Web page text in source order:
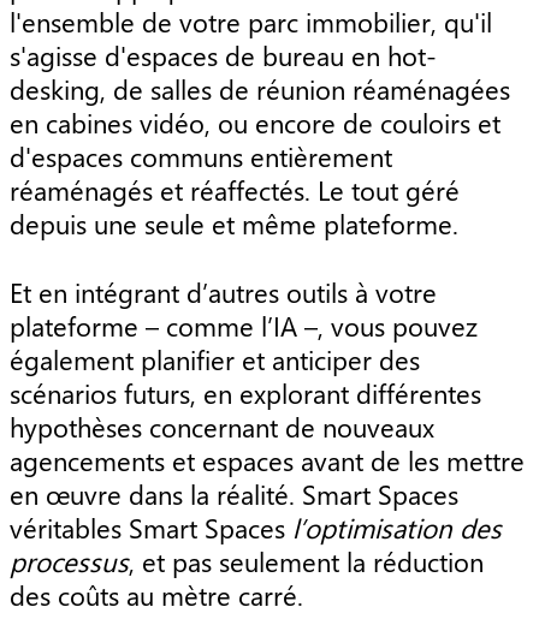
l'ensemble de votre parc immobilier, qu'il
s'agisse d'espaces de bureau en hot-
desking, de salles de réunion réaménagées
en cabines vidéo, ou encore de couloirs et
d'espaces communs entièrement
réaménagés et réaffectés. Le tout géré
depuis une seule et même plateforme.
Et en intégrant d’autres outils à votre
plateforme – comme l’IA –, vous pouvez
également planifier et anticiper des
scénarios futurs, en explorant différentes
hypothèses concernant de nouveaux
agencements et espaces avant de les mettre
en œuvre dans la réalité. Smart Spaces
véritables Smart Spaces l’optimisation des
processus, et pas seulement la réduction
des coûts au mètre carré.